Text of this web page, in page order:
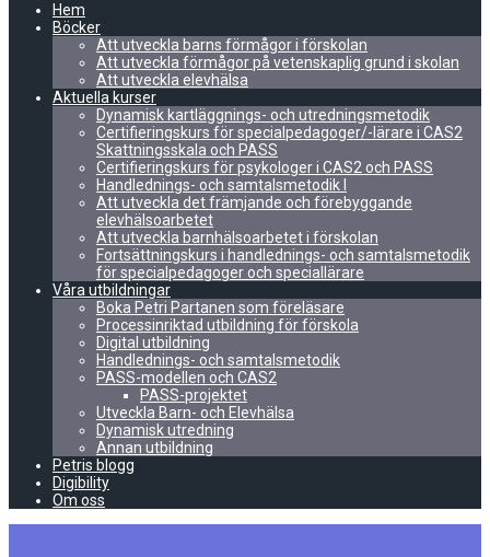
Hem
Böcker
Att utveckla barns förmågor i förskolan
Att utveckla förmågor på vetenskaplig grund i skolan
Att utveckla elevhälsa
Aktuella kurser
Dynamisk kartläggnings- och utredningsmetodik
Certifieringskurs för specialpedagoger/-lärare i CAS2
Skattningsskala och PASS
Certifieringskurs för psykologer i CAS2 och PASS
Handlednings- och samtalsmetodik I
Att utveckla det främjande och förebyggande
elevhälsoarbetet
Att utveckla barnhälsoarbetet i förskolan
Fortsättningskurs i handlednings- och samtalsmetodik
för specialpedagoger och speciallärare
Våra utbildningar
Boka Petri Partanen som föreläsare
Processinriktad utbildning för förskola
Digital utbildning
Handlednings- och samtalsmetodik
PASS-modellen och CAS2
PASS-projektet
Utveckla Barn- och Elevhälsa
Dynamisk utredning
Annan utbildning
Petris blogg
Digibility
Om oss